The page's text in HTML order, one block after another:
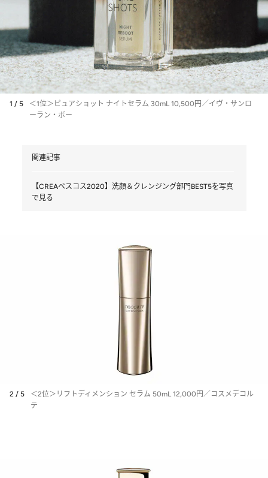
1 / 5
＜1位＞ピュアショット ナイトセラム 30mL 10,500円／イヴ・サンロ
ーラン・ボー
関連記事
【CREAベスコス2020】洗顔＆クレンジング部門BEST5を写真
で見る
2 / 5
＜2位＞リフトディメンション セラム 50mL 12,000円／コスメデコル
テ